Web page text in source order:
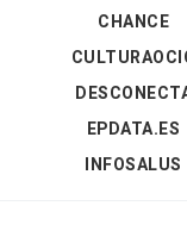
CHANCE
EPDATA.ES
INFOSALUS